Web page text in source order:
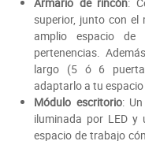
superior, junto con el
amplio espacio de
pertenencias.
largo (5 ó 6
adaptarlo a tu
Módulo escritorio:
iluminada por LED
espacio de trabajo